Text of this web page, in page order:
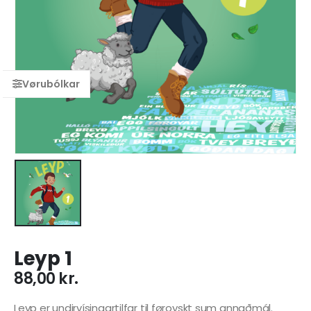
Leyp 1
88,00 kr.
Leyp er undirvísingartilfar til føroyskt sum annaðmál.